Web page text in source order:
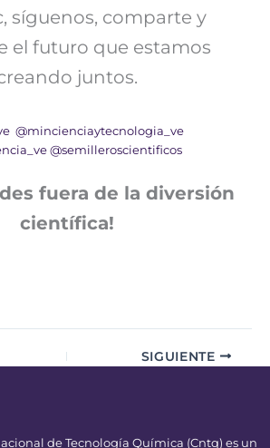
síguenos, comparte y
el futuro que estamos
juntos.
@mincienciaytecnologia_ve
@semilleroscientificos
fuera de la diversión
científica!
SIGUIENTE
de Tecnología Química (Cntq) es un